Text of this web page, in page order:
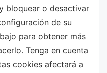
bloquear o desactivar
de su
para obtener más
Tenga en cuenta
cookies afectará a